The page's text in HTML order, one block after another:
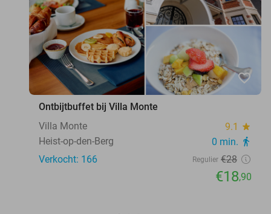
favorite_border
Ontbijtbuffet bij Villa Monte
Villa Monte
9.1 star
Heist-op-den-Berg 0 min. directions_walk
Verkocht: 166 Regulier €28
€18,90